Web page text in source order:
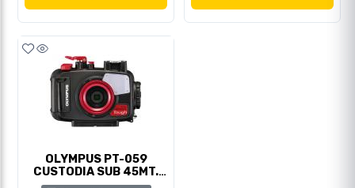
OLYMPUS PT-059
CUSTODIA SUB 45MT.
(TG-6/TG-7)